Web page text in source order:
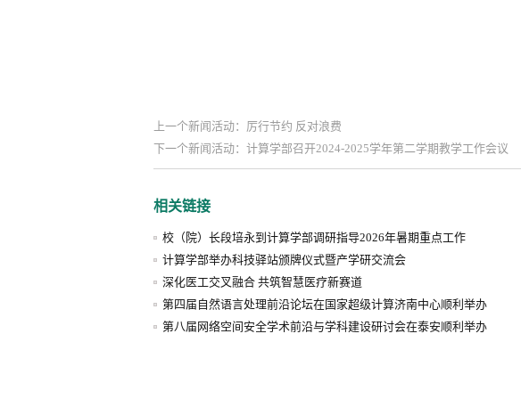
上一个新闻活动：厉行节约 反对浪费
下一个新闻活动：计算学部召开2024-2025学年第二学期教学工作会议
相关链接
校（院）长段培永到计算学部调研指导2026年暑期重点工作
计算学部举办科技驿站颁牌仪式暨产学研交流会
深化医工交叉融合 共筑智慧医疗新赛道
第四届自然语言处理前沿论坛在国家超级计算济南中心顺利举办
第八届网络空间安全学术前沿与学科建设研讨会在泰安顺利举办